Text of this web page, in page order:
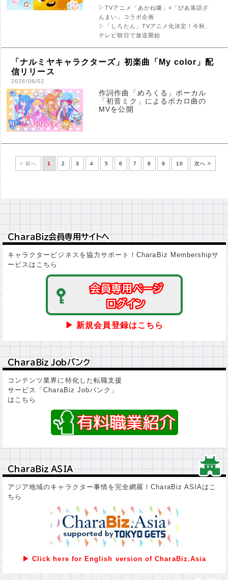
▷TVアニメ「あかね噺」×「ぴあ落語ざ
んまい」コラボ企画
▷「しろたん」TVアニメ化決定！今秋、
テレビ朝日で放送開始
「ナルミヤキャラクターズ」初楽曲「My color」配
信リリース
2026/06/02
作詞作曲「めろくる」ボーカル
「初音ミク」によるボカロ曲の
MVを公開
< 前へ 1 2 3 4 5 6 7 8 9 10 次へ >
ＣｈａｒａＢｉｚ会員専用サイトへ
ＣｈａｒａＢｉｚ会員専用サイトへ
キャラクタービジネスを協力サポート！CharaBiz Membershipサ
ービスはこちら
会員専用ページ
会員専用ページ
ログイン
ログイン
▶ 新規会員登録はこちら
ＣｈａｒａＢｉｚ Ｊｏｂバンク
ＣｈａｒａＢｉｚ Ｊｏｂバンク
コンテンツ業界に特化した転職支援
サービス「CharaBiz Jobバンク」
はこちら
ＣｈａｒａＢｉｚ ＡＳＩＡ
ＣｈａｒａＢｉｚ ＡＳＩＡ
アジア地域のキャラクター事情を完全網羅！CharaBiz ASIAはこ
ちら
▶ Click here for English version of CharaBiz.Asia